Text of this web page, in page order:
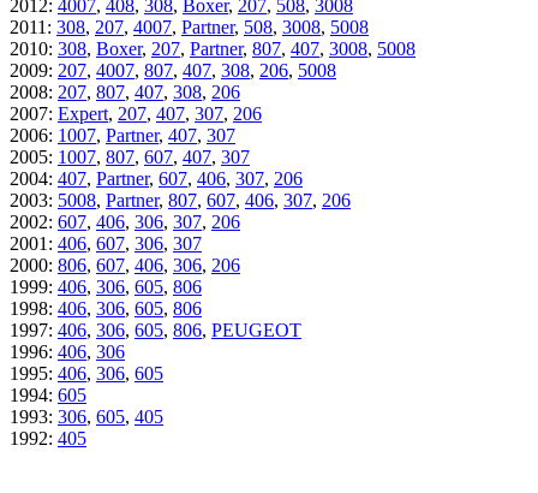
2012: 4007, 408, 308, Boxer, 207, 508, 3008
2011 : 308, 207, 4007, Partner, 508, 3008, 5008
2010: 308, Boxer, 207, Partner, 807, 407, 3008, 5008
2009: 207, 4007, 807, 407, 308, 206, 5008
2008: 207, 807, 407, 308, 206
2007: Expert, 207, 407, 307, 206
2006: 1007, Partner, 407, 307
2005: 1007, 807, 607, 407, 307
2004: 407, Partner, 607, 406, 307, 206
2003: 5008, Partner, 807, 607, 406, 307, 206
2002: 607, 406, 306, 307, 206
2001 : 406, 607, 306, 307
2000: 806, 607, 406, 306, 206
1999: 406, 306, 605, 806
1998: 406, 306, 605, 806
1997: 406, 306, 605, 806, PEUGEOT
1996: 406, 306
1995: 406, 306, 605
1994: 605
1993: 306, 605, 405
1992: 405